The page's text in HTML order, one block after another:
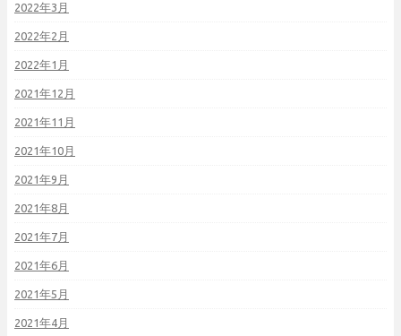
2022年3月
2022年2月
2022年1月
2021年12月
2021年11月
2021年10月
2021年9月
2021年8月
2021年7月
2021年6月
2021年5月
2021年4月